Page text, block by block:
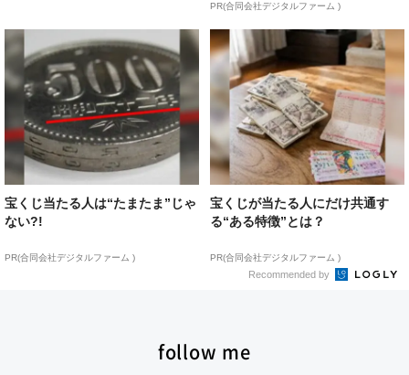
PR(合同会社デジタルファーム )
宝くじ当たる人は“たまたま”じゃ
ない?!
PR(合同会社デジタルファーム )
宝くじが当たる人にだけ共通す
る“ある特徴”とは？
PR(合同会社デジタルファーム )
Recommended by
follow me